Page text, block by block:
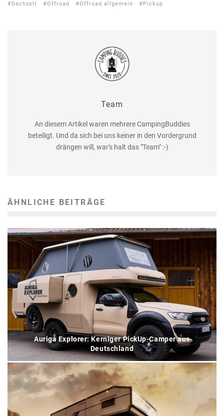
Dachzelt Offroad Offroad allgemein Pickup
Team
An diesem Artikel waren mehrere CampingBuddies
beteiligt. Und da sich bei uns keiner in den Vordergrund
drängen will, war's halt das "Team" :-)
ÄHNLICHE BEITRÄGE
Auriga Explorer: Kerniger PickUp-Camper aus
Deutschland